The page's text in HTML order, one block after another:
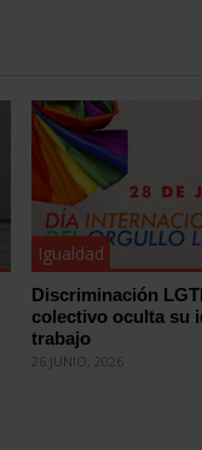
Igualdad
Discriminación
colectivo oculta su
trabajo
26 JUNIO, 2026